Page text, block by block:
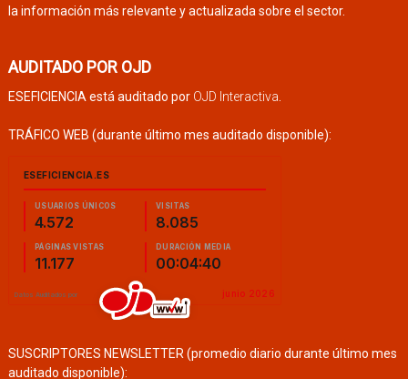
la información más relevante y actualizada sobre el sector.
AUDITADO POR OJD
ESEFICIENCIA está auditado por OJD Interactiva
TRÁFICO WEB (durante último mes auditado disponible):
SUSCRIPTORES NEWSLETTER (promedio diario durante último mes
auditado disponible):